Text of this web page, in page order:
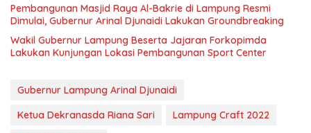
Pembangunan Masjid Raya Al-Bakrie di Lampung Resmi
Dimulai, Gubernur Arinal Djunaidi Lakukan Groundbreaking
Wakil Gubernur Lampung Beserta Jajaran Forkopimda
Lakukan Kunjungan Lokasi Pembangunan Sport Center
Gubernur Lampung Arinal Djunaidi
Ketua Dekranasda Riana Sari
Lampung Craft 2022